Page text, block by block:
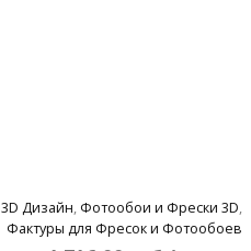
3D Дизайн, Фотообои и Фрески 3D,
Фактуры для Фресок и Фотообоев